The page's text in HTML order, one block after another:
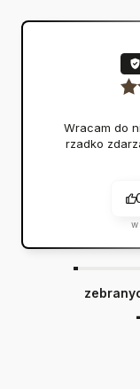
Wracam do
rzadko
w